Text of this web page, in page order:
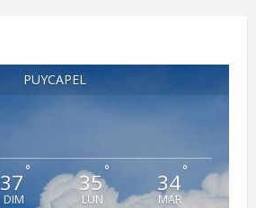
PUYCAPEL
37 °
DIM
35°
LUN
34°
MAR